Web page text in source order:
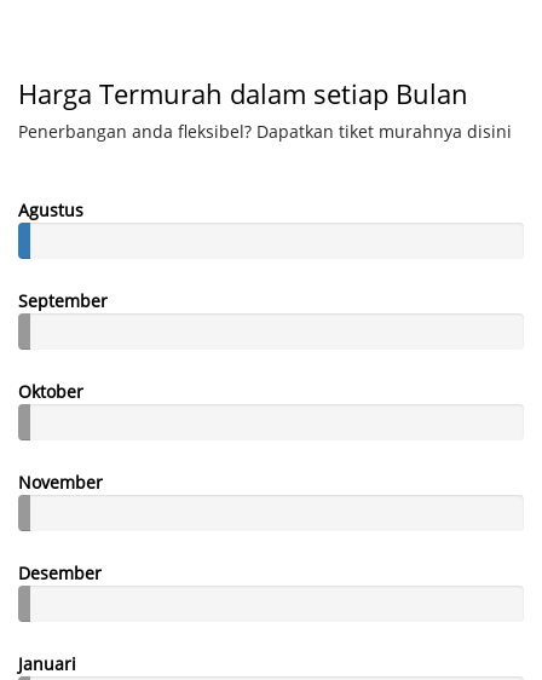
Harga Termurah dalam setiap Bulan
Penerbangan anda fleksibel? Dapatkan tiket murahnya disini
Agustus
September
Oktober
November
Desember
Januari